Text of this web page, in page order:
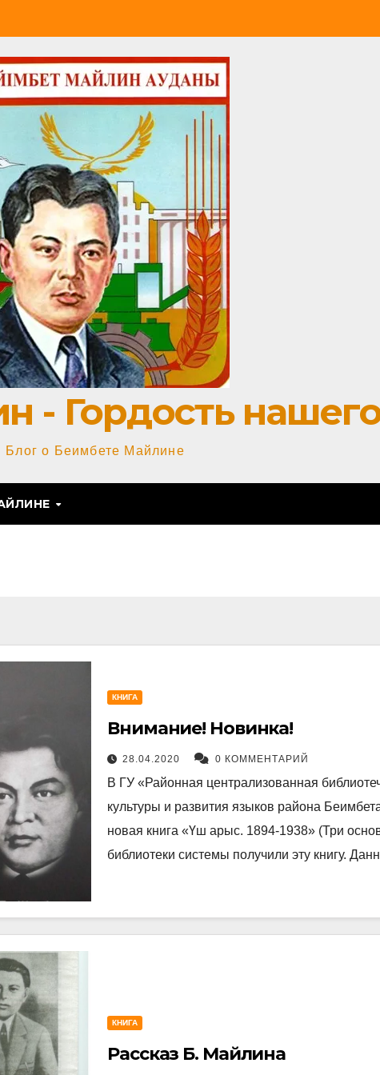
- Гордость
Блог о Беимбете Майлине
КНИГА
Внимание! Новинка!
28.04.2020 0 КОММЕНТАРИЙ
В ГУ «Районная централизованная
культуры и развития языков района
новая книга «Үш арыс. 1894-1938» (Три
библиотеки системы получили эту книгу.
КНИГА
Рассказ Б. Майлина